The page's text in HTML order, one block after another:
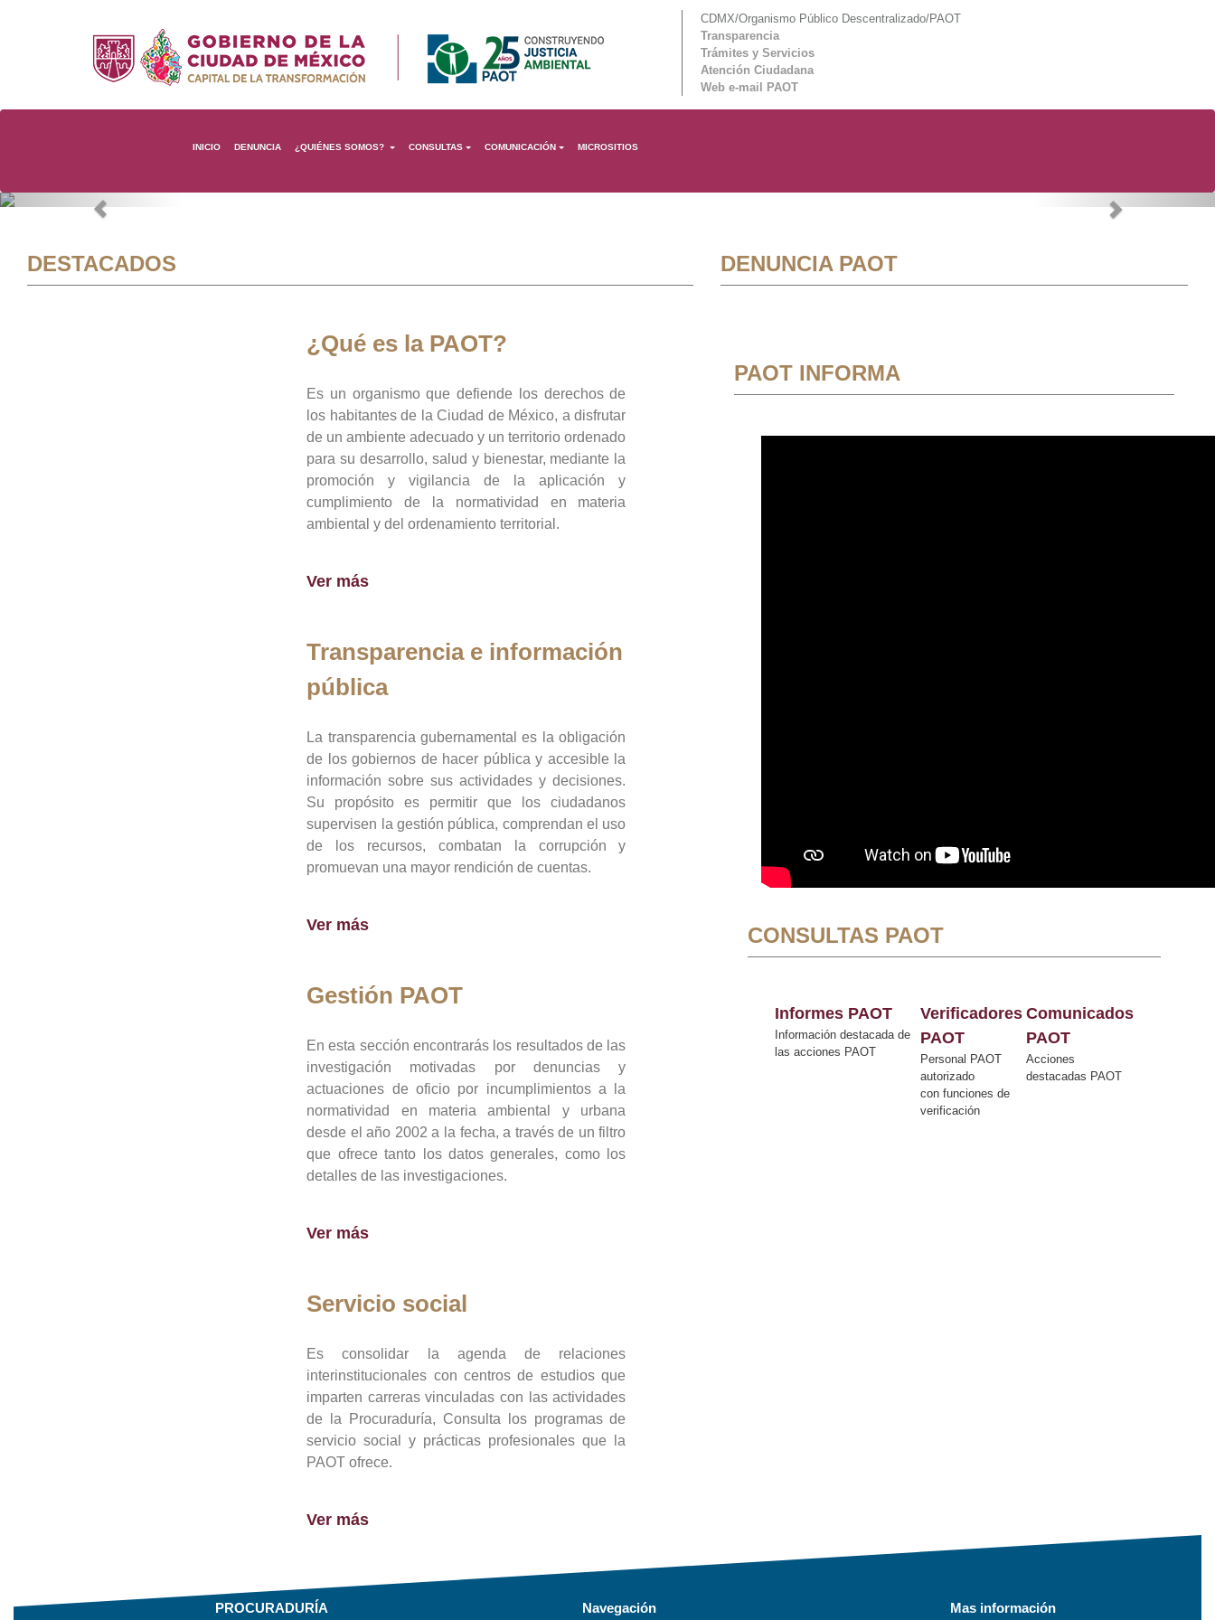
CDMX/Organismo Público Descentralizado/PAOT
Transparencia
Trámites y Servicios
Atención Ciudadana
Web e-mail PAOT
INICIO DENUNCIA ¿QUIÉNES SOMOS? CONSULTAS COMUNICACIÓN MICROSITIOS
Previous Next
DESTACADOS
¿Qué es la PAOT?
Es un organismo que defiende los derechos de
los habitantes de la Ciudad de México, a disfrutar
de un ambiente adecuado y un territorio ordenado
para su desarrollo, salud y bienestar, mediante la
promoción y vigilancia de la aplicación y
cumplimiento de la normatividad en materia
ambiental y del ordenamiento territorial.
Ver más
Transparencia e información
pública
La transparencia gubernamental es la obligación
de los gobiernos de hacer pública y accesible la
información sobre sus actividades y decisiones.
Su propósito es permitir que los ciudadanos
supervisen la gestión pública, comprendan el uso
de los recursos, combatan la corrupción y
promuevan una mayor rendición de cuentas.
Ver más
Gestión PAOT
En esta sección encontrarás los resultados de las
investigación motivadas por denuncias y
actuaciones de oficio por incumplimientos a la
normatividad en materia ambiental y urbana
desde el año 2002 a la fecha, a través de un filtro
que ofrece tanto los datos generales, como los
detalles de las investigaciones.
Ver más
Servicio social
Es consolidar la agenda de relaciones
interinstitucionales con centros de estudios que
imparten carreras vinculadas con las actividades
de la Procuraduría, Consulta los programas de
servicio social y prácticas profesionales que la
PAOT ofrece.
Ver más
DENUNCIA PAOT
PAOT INFORMA
CONSULTAS PAOT
Informes PAOT
Información destacada de
las acciones PAOT
Verificadores
PAOT
Personal PAOT
autorizado
con funciones de
verificación
Comunicados
PAOT
Acciones
destacadas PAOT
PROCURADURÍA Navegación Mas información